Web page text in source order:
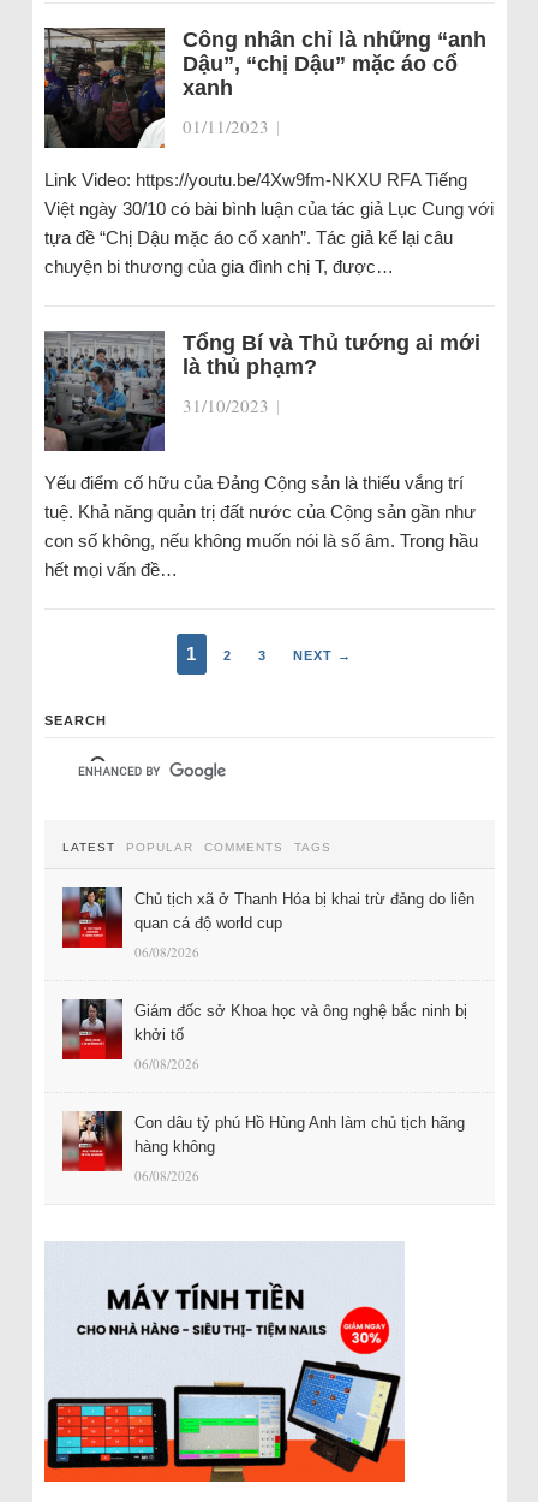
Công nhân chỉ là những “anh
Dậu”, “chị Dậu” mặc áo cổ
xanh
01/11/2023 |
Link Video: https://youtu.be/4Xw9fm-NKXU RFA Tiếng
Việt ngày 30/10 có bài bình luận của tác giả Lục Cung với
tựa đề “Chị Dậu mặc áo cổ xanh”. Tác giả kể lại câu
chuyện bi thương của gia đình chị T, được…
Tổng Bí và Thủ tướng ai mới
là thủ phạm?
31/10/2023 |
Yếu điểm cố hữu của Đảng Cộng sản là thiếu vắng trí
tuệ. Khả năng quản trị đất nước của Cộng sản gần như
con số không, nếu không muốn nói là số âm. Trong hầu
hết mọi vấn đề…
1 2 3 NEXT →
SEARCH
LATEST POPULAR COMMENTS TAGS
Chủ tịch xã ở Thanh Hóa bị khai trừ đảng do liên
quan cá độ world cup
06/08/2026
Giám đốc sở Khoa học và ông nghệ bắc ninh bị
khởi tố
06/08/2026
Con dâu tỷ phú Hồ Hùng Anh làm chủ tịch hãng
hàng không
06/08/2026